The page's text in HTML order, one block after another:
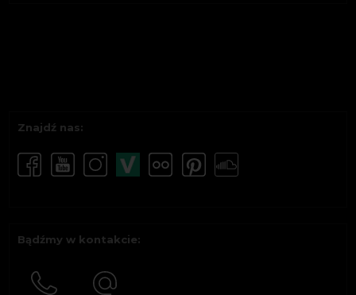
Znajdź nas:
Bądźmy w kontakcie: